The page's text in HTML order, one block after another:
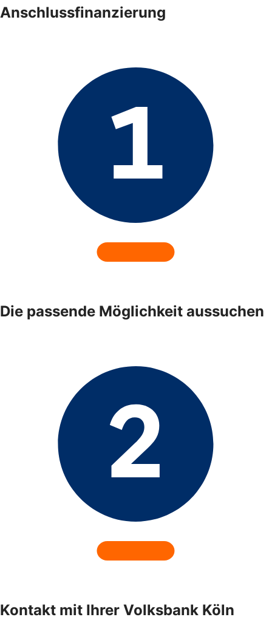
Anschlussfinanzierung
Die passende Möglichkeit aussuchen
Kontakt mit Ihrer Volksbank Köln